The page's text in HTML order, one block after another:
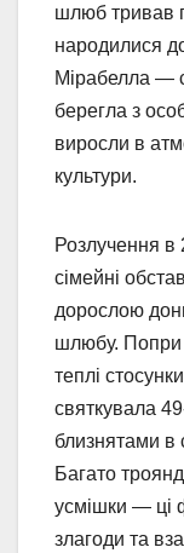
шлюб тривав
народилися
Мірабелла —
берегла з
виросли в
культури.
Розлучення в
сімейні
дорослою
шлюбу. Попри
теплі
святкувала
близнятами в
Багато
усмішки — ці
злагоди та